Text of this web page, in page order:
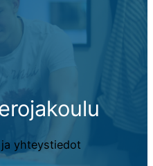
yhteystiedot